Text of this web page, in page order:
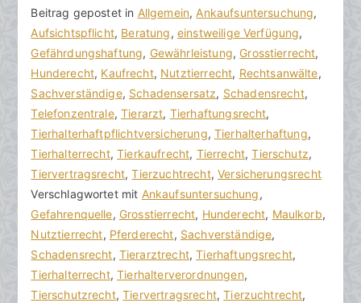
V
o
n
h
o
r
a
k
R
e
c
h
t
s
a
B
e
i
t
r
a
g
v
e
r
ö
f
f
e
n
Beitrag gepostet in Allgemein, Ankaufsuntersuchung,
Aufsichtspflicht, Beratung, einstweilige Verfügung,
Gefährdungshaftung, Gewährleistung, Grosstierrecht,
Hunderecht, Kaufrecht, Nutztierrecht, Rechtsanwälte,
Sachverständige, Schadensersatz, Schadensrecht,
Telefonzentrale,Tierarzt, Tierhaftungsrecht,
Tierhalterhaftpflichtversicherung,Tierhalterhaftung,
Tierhalterrecht,Tierkaufrecht, Tierrecht,Tierschutz,
Tiervertragsrecht,Tierzuchtrecht,Versicherungsrecht
Verschlagwortet mit Ankaufsuntersuchung,
Gefahrenquelle, Grosstierrecht, Hunderecht, Maulkorb,
Nutztierrecht, Pferderecht, Sachverständige,
Schadensrecht, Tierarztrecht,Tierhaftungsrecht,
Tierhalterrecht,Tierhalterverordnungen,
Tierschutzrecht,Tiervertragsrecht,Tierzuchtrecht,
K
e
i
n
e
K
o
m
m
e
n
t
a
r
e